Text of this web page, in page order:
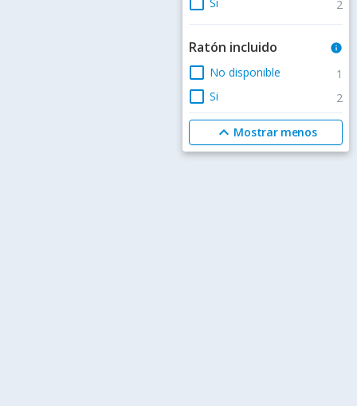
2
Ratón incluido info
check_box_outline_blank No disponible 1
check_box_outline_blank Si 2
expand_less Mostrar menos